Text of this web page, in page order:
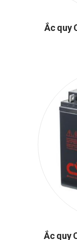
Ắc quy
Ắc quy